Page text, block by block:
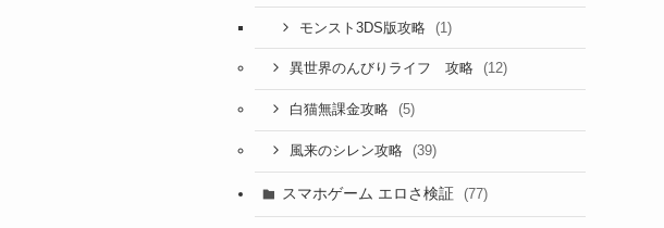
モンスト3DS版攻略 (1)
異世界のんびりライフ 攻略 (12)
白猫無課金攻略 (5)
風来のシレン攻略 (39)
スマホゲーム エロさ検証 (77)